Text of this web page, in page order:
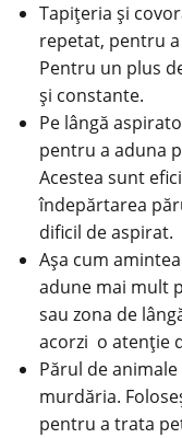
Tapițeria și
repetat, pentru
Pentru un plus
și constante.
Pe lângă
pentru a aduna
Acestea sunt
îndepărtarea
dificil de aspirat.
Așa cum
adune mai mult
sau zona de
acorzi o atenție
Părul de
murdăria.
pentru a trata